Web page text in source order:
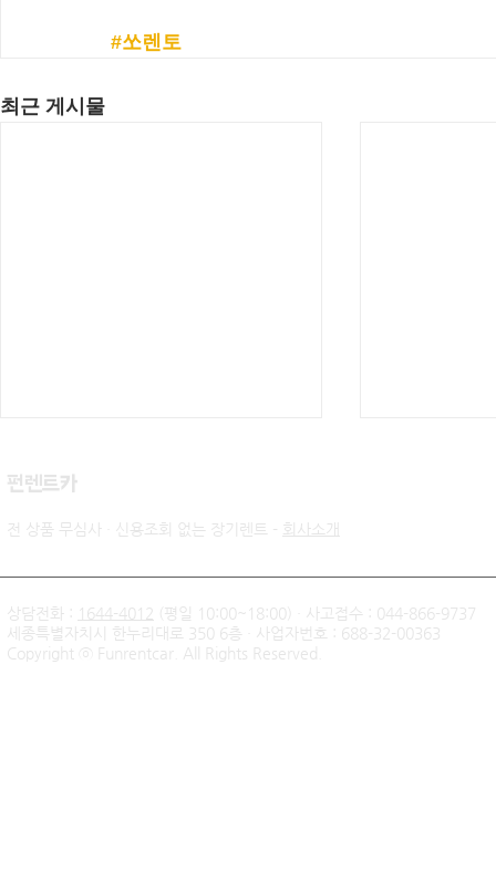
#쏘렌토
최근 게시물
신불자 기아 쏘렌토 하이브리
드 무심사 장기렌트 출고후기
팰리세이드
​펀렌트카
전 상품 무심사 · 신용조회 없는 장기렌트 - 회사소개
상담전화 : 1644-4012
(평일 10:00~18:00) · 사고접수 : 044-866-9737
세종특별자치시 한누리대로 350 6층 · 사업자번호 : 688-32-00363
Copyright ⓒ Funrentcar. All Rights Reserved.